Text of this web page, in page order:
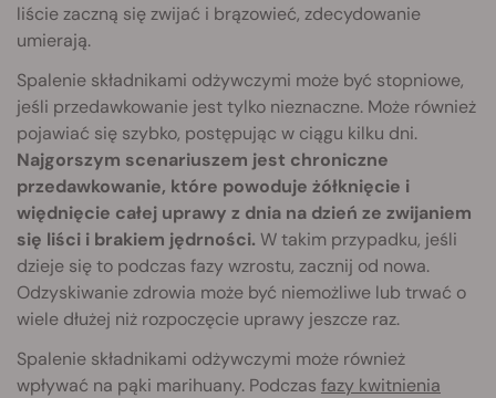
liście zaczną się zwijać i brązowieć, zdecydowanie
umierają.
Spalenie składnikami odżywczymi może być stopniowe,
jeśli przedawkowanie jest tylko nieznaczne. Może również
pojawiać się szybko, postępując w ciągu kilku dni.
Najgorszym scenariuszem jest chroniczne
przedawkowanie, które powoduje żółknięcie i
więdnięcie całej uprawy z dnia na dzień ze zwijaniem
się liści i brakiem jędrności. W takim przypadku, jeśli
dzieje się to podczas fazy wzrostu, zacznij od nowa.
Odzyskiwanie zdrowia może być niemożliwe lub trwać o
wiele dłużej niż rozpoczęcie uprawy jeszcze raz.
Spalenie składnikami odżywczymi może również
wpływać na pąki marihuany. Podczas fazy kwitnienia